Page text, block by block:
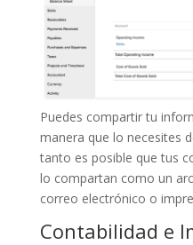
Puedes compartir tu
manera que lo necesites
tanto es posible que tus
lo compartan como un
correo electrónico o
Contabilidad e